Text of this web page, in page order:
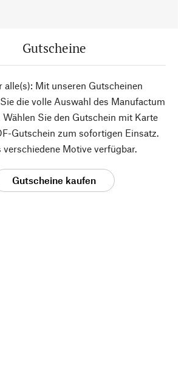
Gutscheine
alle(s): Mit unseren Gutscheinen
die volle Auswahl des Manufactum
Sie den Gutschein mit Karte
Gutschein zum sofortigen Einsatz.
verschiedene Motive verfügbar.
Gutscheine kaufen